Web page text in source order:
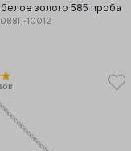
золото 585 проба
10012